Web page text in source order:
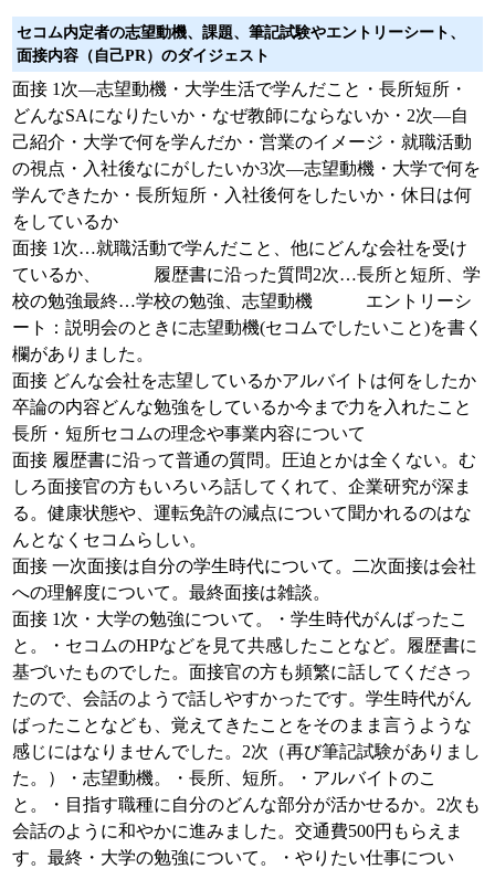
セコム内定者の志望動機、課題、筆記試験やエントリーシート、
面接内容（自己PR）のダイジェスト
面接 1次―志望動機・大学生活で学んだこと・長所短所・
どんなSAになりたいか・なぜ教師にならないか・2次―自
己紹介・大学で何を学んだか・営業のイメージ・就職活動
の視点・入社後なにがしたいか3次―志望動機・大学で何を
学んできたか・長所短所・入社後何をしたいか・休日は何
をしているか
面接 1次…就職活動で学んだこと、他にどんな会社を受け
ているか、 履歴書に沿った質問2次…長所と短所、学
校の勉強最終…学校の勉強、志望動機 エントリーシ
ート：説明会のときに志望動機(セコムでしたいこと)を書く
欄がありました。
面接 どんな会社を志望しているかアルバイトは何をしたか
卒論の内容どんな勉強をしているか今まで力を入れたこと
長所・短所セコムの理念や事業内容について
面接 履歴書に沿って普通の質問。圧迫とかは全くない。む
しろ面接官の方もいろいろ話してくれて、企業研究が深ま
る。健康状態や、運転免許の減点について聞かれるのはな
んとなくセコムらしい。
面接 一次面接は自分の学生時代について。二次面接は会社
への理解度について。最終面接は雑談。
面接 1次・大学の勉強について。・学生時代がんばったこ
と。・セコムのHPなどを見て共感したことなど。履歴書に
基づいたものでした。面接官の方も頻繁に話してくださっ
たので、会話のようで話しやすかったです。学生時代がん
ばったことなども、覚えてきたことをそのまま言うような
感じにはなりませんでした。2次（再び筆記試験がありまし
た。）・志望動機。・長所、短所。・アルバイトのこ
と。・目指す職種に自分のどんな部分が活かせるか。2次も
会話のように和やかに進みました。交通費500円もらえま
す。最終・大学の勉強について。・やりたい仕事につい